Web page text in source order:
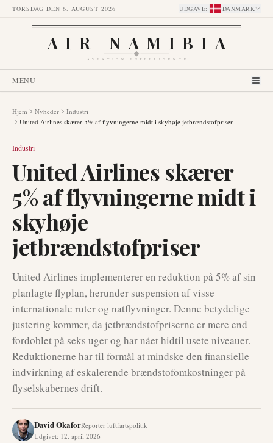
TORSDAG DEN 6. AUGUST 2026 UDGAVE: DANMARK
AIR NAMIBIA
AVIATION INTELLIGENCE
MENU
Hjem Nyheder
Industri
United Airlines skærer 5% af flyvningerne midt i skyhøje jetbrændstofpriser
Industri
United Airlines skærer
5% af flyvningerne midt i
skyhøje
jetbrændstofpriser
United Airlines implementerer en reduktion på 5% af sin
planlagte flyplan, herunder suspension af visse
internationale ruter og natflyvninger. Denne betydelige
justering kommer, da jetbrændstofpriserne er mere end
fordoblet på seks uger og har nået hidtil usete niveauer.
Reduktionerne har til formål at mindske den finansielle
indvirkning af eskalerende brændstofomkostninger på
flyselskabernes drift.
David OkaforReporter luftfartspolitik
Udgivet: 12. april 2026